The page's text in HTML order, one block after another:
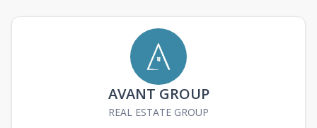
6 2 2
AVANT GROUP
REAL ESTATE GROUP